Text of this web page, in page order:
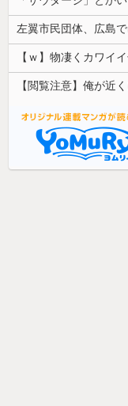
【ｗ】物凄くカワイ
【閲覧注意】俺が近